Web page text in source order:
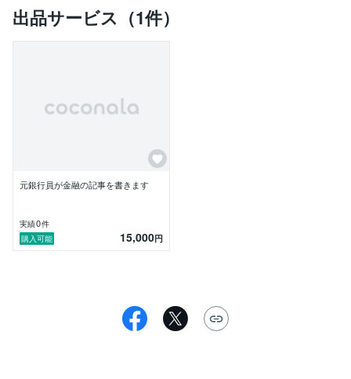
出品サービス（1件）
元銀行員が金融の記事を書きます
実績0件
購入可能
15,000円